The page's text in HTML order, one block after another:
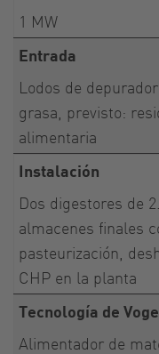
1 MW
Entrada
Lodos de
grasa, previsto:
alimentaria
Instalación
Dos digestores de
almacenes finales
pasteurización,
CHP en la planta
Tecnología de
Alimentador de